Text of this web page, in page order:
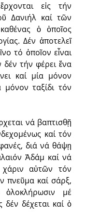
εἰς τήν
Δανιήλ καί τῶν
ὁ ὁποῖος
Δέν ἀποτελεῖ
τό ὁποῖον εἶναι
δέν τήν φέρει ἕνα
καί μία μόνον
ταξίδι τόν
νά βαπτισθῇ
καί τόν
διά νά θάψῃ
Ἀδάμ καί νά
αὐτῶν τόν
πνεῦμα καί σάρξ,
ὁλοκλήρωσιν μέ
δέχεται καί ὁ